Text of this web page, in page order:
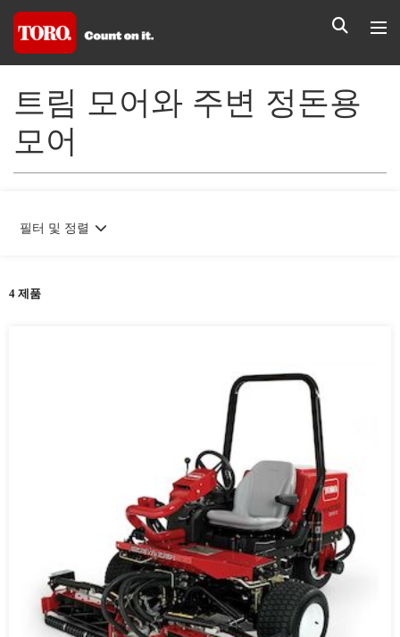
트림 모어와 주변 정돈용
모어
4 제품
필터 및 정렬